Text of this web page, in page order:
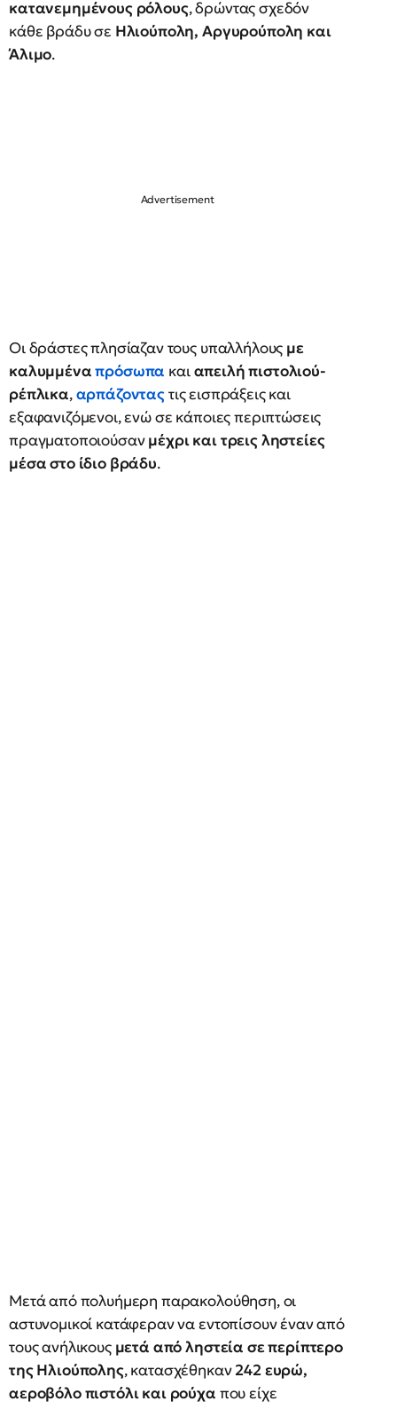
κατανεμημένους ρόλους, δρώντας σχεδόν
κάθε βράδυ σε Ηλιούπολη, Αργυρούπολη και
Άλιμο.
Οι δράστες πλησίαζαν τους υπαλλήλους με
καλυμμέναπρόσωπα καιαπειλή πιστολιού-
ρέπλικα,αρπάζονταςτις εισπράξεις και
εξαφανιζόμενοι, ενώ σε κάποιες περιπτώσεις
πραγματοποιούσανμέχρι και τρεις ληστείες
μέσα στο ίδιο βράδυ.
Μετά από πολυήμερη παρακολούθηση, οι
αστυνομικοί κατάφεραν να εντοπίσουν έναν από
τους ανήλικους μετά από ληστεία σε περίπτερο
της Ηλιούπολης, κατασχέθηκαν242 ευρώ,
αεροβόλο πιστόλι και ρούχα που είχε